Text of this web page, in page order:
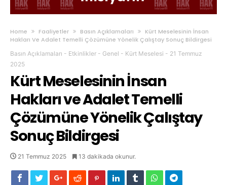
Home Faaliyetler Basın Açıklamaları
Kürt Meselesinin İnsan
Hakları Ve Adalet Temelli Çözümüne Yönelik Çalıştay Sonuç Bildirgesi
Basın Açıklamaları - Etkinlikler - Genel - Kürt Meselesi - 21 Temmuz
2025
Kürt Meselesinin İnsan
Hakları ve Adalet Temelli
Çözümüne Yönelik Çalıştay
Sonuç Bildirgesi
21 Temmuz 2025 13 dakikada okunur.